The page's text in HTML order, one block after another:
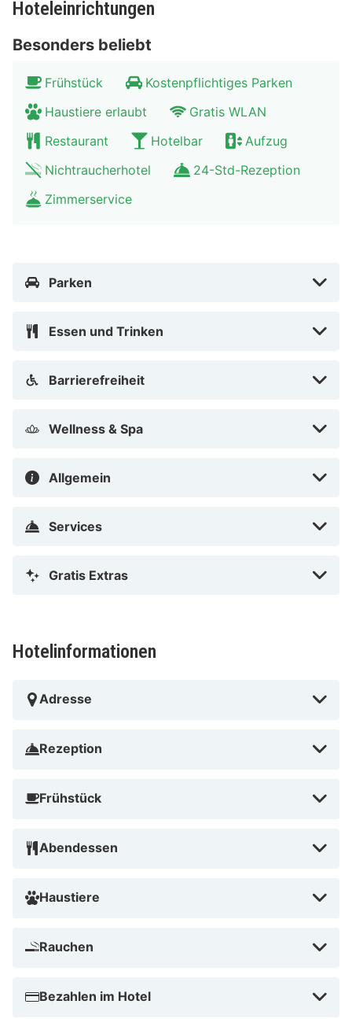
berühmte Statue von Manneken Pis. Die belgische
Hauptstadt bietet außerdem zahlreiche
Goriks Platz finden Sie gemütliche Cafés, in denen Sie
ein typisch belgisches Bier trinken können.
Hoteleinrichtungen
Besonders beliebt
Frühstück
Kostenpflichtiges Parken
Haustiere erlaubt
Gratis WLAN
Restaurant
Hotelbar
Aufzug
Nichtraucherhotel
24-Std-Rezeption
Zimmerservice
Parken
Essen und Trinken
Barrierefreiheit
Wellness & Spa
Allgemein
Services
Gratis Extras
Hotelinformationen
Adresse
Rezeption
Frühstück
Abendessen
Haustiere
Rauchen
Bezahlen im Hotel